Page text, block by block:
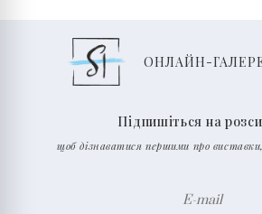
ОНЛАЙН-
Підпишіться на
щоб дізнаватися першими про